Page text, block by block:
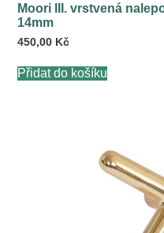
Moori III. vrstvená
14mm
450,00 Kč
Přidat do košíku